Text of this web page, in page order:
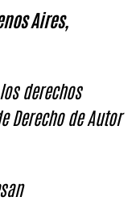
Aires,
derechos
Derecho de Autor